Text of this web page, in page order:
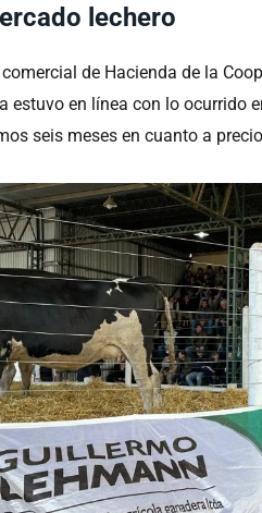
lechero
de Hacienda de la
estuvo en línea con lo ocurrido
seis meses en cuanto a